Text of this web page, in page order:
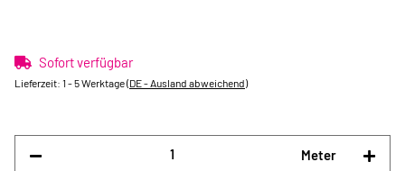
Sofort verfügbar
Lieferzeit: 1 - 5 Werktage(DE - Ausland abweichend)
Meter